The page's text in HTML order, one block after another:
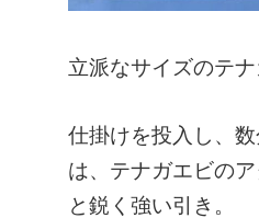
立派なサイズのテ
仕掛けを投入し、
は、テナガエビの
と鋭く強い引き。